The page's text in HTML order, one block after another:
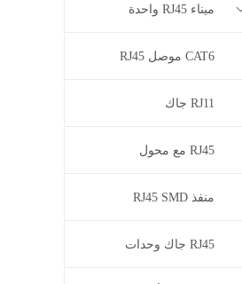
ميناء RJ45 واحدة
CAT6 موصل RJ45
RJ11 جاك
RJ45 مع محول
منفذ RJ45 SMD
RJ45 جاك وحدات